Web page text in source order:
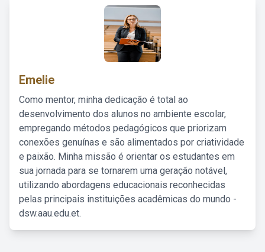
Emelie
Como mentor, minha dedicação é total ao
desenvolvimento dos alunos no ambiente escolar,
empregando métodos pedagógicos que priorizam
conexões genuínas e são alimentados por criatividade
e paixão. Minha missão é orientar os estudantes em
sua jornada para se tornarem uma geração notável,
utilizando abordagens educacionais reconhecidas
pelas principais instituições acadêmicas do mundo -
dsw.aau.edu.et.